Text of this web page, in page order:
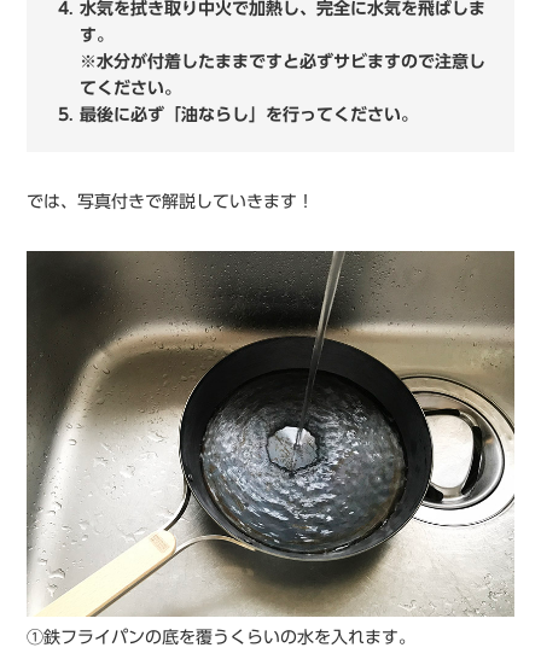
水気を拭き取り中火で加熱し、完全に水気を飛ばしま
す。
※水分が付着したままですと必ずサビますので注意し
てください。
最後に必ず「油ならし」を行ってください。
では、写真付きで解説していきます！
①鉄フライパンの底を覆うくらいの水を入れます。